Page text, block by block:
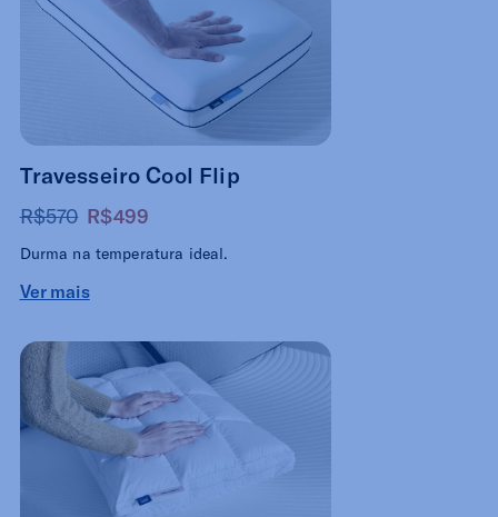
Travesseiro Cool Flip
R$570 R$499
Durma na temperatura ideal.
Ver mais